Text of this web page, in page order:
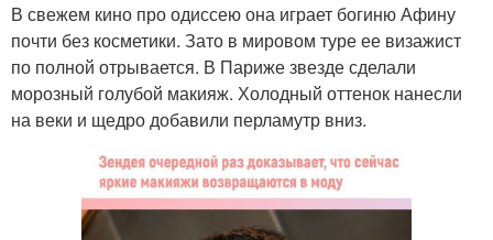
В свежем кино про одиссею она играет богиню Афину
почти без косметики. Зато в мировом туре ее визажист
по полной отрывается. В Париже звезде сделали
морозный голубой макияж. Холодный оттенок нанесли
на веки и щедро добавили перламутр вниз.